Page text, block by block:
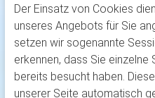
Der Einsatz von Cookies
unseres Angebots für Sie
setzen wir sogenannte
erkennen, dass Sie einzelne
bereits besucht haben.
unserer Seite automatisch